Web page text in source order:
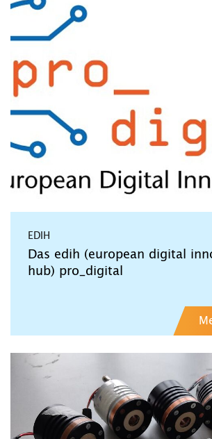
EDIH
Das edih (european digital
hub) pro_digital